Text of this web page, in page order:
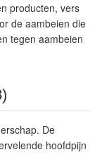
producten, vers
de aambeien die
tegen aambeien
De
hoofdpijn